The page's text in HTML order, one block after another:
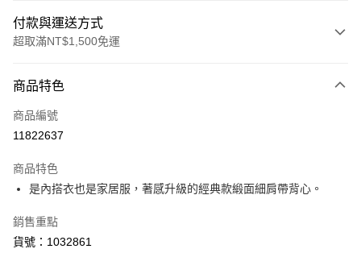
付款與運送方式
超取滿NT$1,500免運
信用卡一次付款
超商取貨付款
Apple Pay
運送方式
全家取貨付款
商品特色
商品編號
11822637
商品特色
是內搭衣也是家居服，著感升級的經典款緞面細肩帶背心。
銷售重點
貨號：1032861